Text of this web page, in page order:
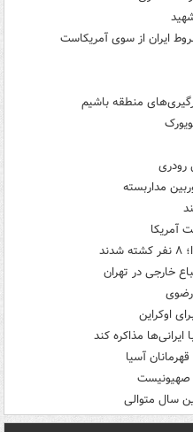
ایران از سوی آمریکاست
منطقه باشیم
رودری
آمریکا
خارجی در تهران
رضوی
اوکراین
مذاکره کند
آسیا
صهیونیست